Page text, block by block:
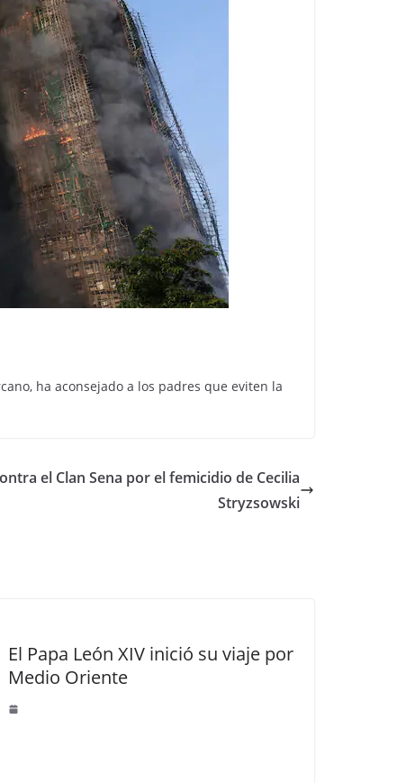
ha aconsejado a los padres que eviten la
el Clan Sena por el femicidio de Cecilia
Stryzsowski
El Papa León XIV inició su viaje por
Medio Oriente